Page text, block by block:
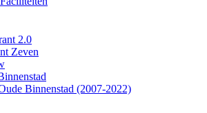
2.0
Zeven
Binnenstad (2007-2022)